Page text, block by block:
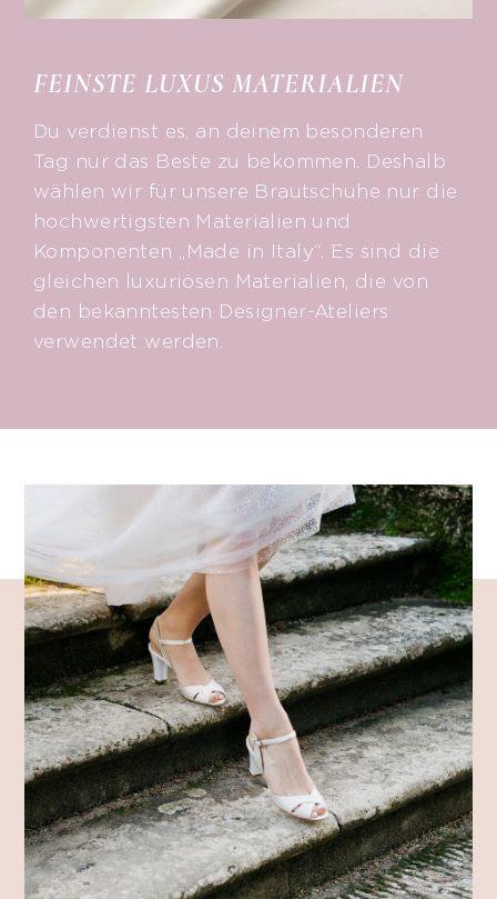
FEINSTE LUXUS MATERIALIEN
Du verdienst es, an deinem besonderen
Tag nur das Beste zu bekommen. Deshalb
wählen wir für unsere Brautschuhe nur die
hochwertigsten Materialien und
Komponenten „Made in Italy“. Es sind die
gleichen luxuriösen Materialien, die von
den bekanntesten Designer-Ateliers
verwendet werden.